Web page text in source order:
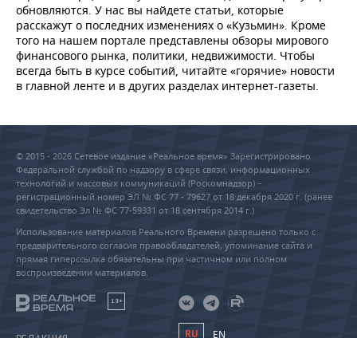
обновляются. У нас вы найдете статьи, которые
расскажут о последних изменениях о «Кузьмин». Кроме
того на нашем портале представлены обзоры мирового
финансового рынка, политики, недвижимости. Чтобы
всегда быть в курсе событий, читайте «горячие» новости
в главной ленте и в других разделах интернет-газеты.
© 2015 - 2026 Сетевое издание «Реальное время» Зарегистрировано
Федеральной службой по надзору в сфере связи, информационных
технологий и массовых коммуникаций (Роскомнадзор) –
регистрационный номер ЭЛ № ФС 77 - 79627 от 18 декабря 2020 г. (ранее
свидетельство Эл № ФС 77-59331 от 18 сентября 2014 г.)
Использование материалов Реального Времени разрешено только с
предварительного согласия правообладателей, упоминание сайта и
прямая гиперссылка обязательны при частичном или полном
воспроизведении материалов.
18+
RU EN